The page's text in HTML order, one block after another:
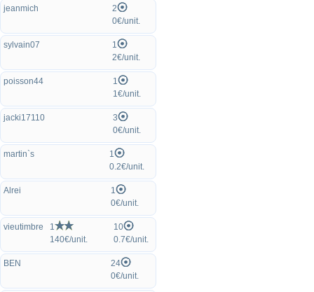
jeanmich
2
0€/unit.
sylvain07
1
2€/unit.
poisson44
1
1€/unit.
jacki17110
3
0€/unit.
martin`s
1
0.2€/unit.
Alrei
1
0€/unit.
vieutimbre
1
140€/unit.
10
0.7€/unit.
BEN
24
0€/unit.